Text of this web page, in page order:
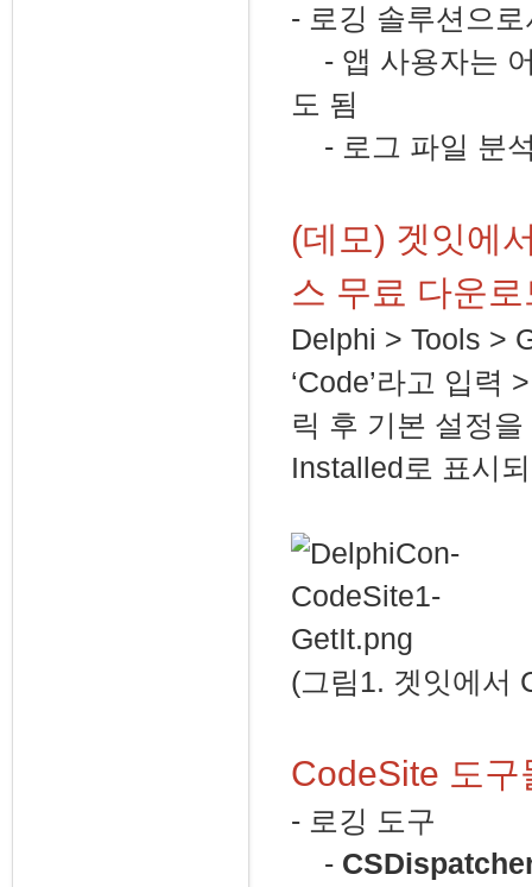
- 로깅 솔루션으
- 앱 사용자는
도 됨
- 로그 파일 분
(데모) 겟잇에
스 무료 다운로
Delphi > Tools >
‘Code’라고 입력
릭 후 기본 설정
Installed로 표시
(그림1. 겟잇에서
CodeSite 도구
- 로깅 도구
-